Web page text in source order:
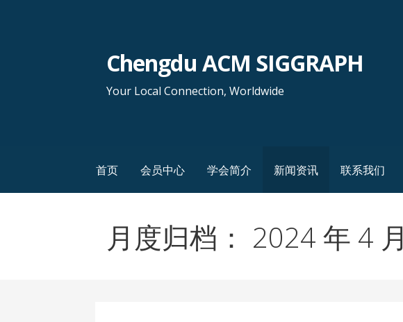
Chengdu ACM SIGGRAPH
Your Local Connection, Worldwide
首页 会员中心 学会简介 新闻资讯 联系我们
月度归档： 2024 年 4 月